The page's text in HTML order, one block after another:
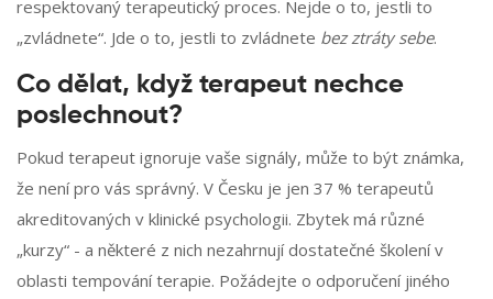
respektovaný terapeutický proces. Nejde o to, jestli to
„zvládnete“. Jde o to, jestli to zvládnete bez ztráty sebe.
Co dělat, když terapeut nechce
poslechnout?
Pokud terapeut ignoruje vaše signály, může to být známka,
že není pro vás správný. V Česku je jen 37 % terapeutů
akreditovaných v klinické psychologii. Zbytek má různé
„kurzy“ - a některé z nich nezahrnují dostatečné školení v
oblasti tempování terapie. Požádejte o odporučení jiného